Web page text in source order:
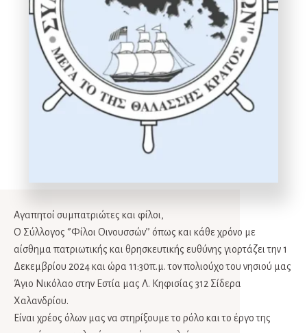
Αγαπητοί συμπατριώτες και φίλοι,
Ο Σύλλογος ‘’Φίλοι Οινουσσών’’ όπως και κάθε χρόνο με
αίσθημα πατριωτικής και θρησκευτικής ευθύνης γιορτάζει την 1
Δεκεμβρίου 2024 και ώρα 11:30π.μ. τον πολιούχο του νησιού μας
Άγιο Νικόλαο στην Εστία μας Λ. Κηφισίας 312 Σίδερα
Χαλανδρίου.
Είναι χρέος όλων μας να στηρίξουμε το ρόλο και το έργο της